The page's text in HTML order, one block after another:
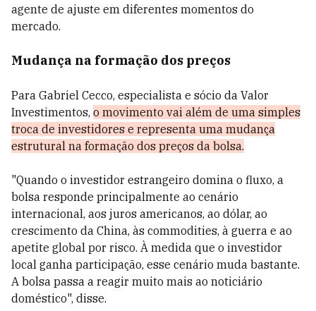
agente de ajuste em diferentes momentos do
mercado.
Mudança na formação dos preços
Para Gabriel Cecco, especialista e sócio da Valor
Investimentos, o movimento vai além de uma simples
troca de investidores e representa uma mudança
estrutural na formação dos preços da bolsa.
"Quando o investidor estrangeiro domina o fluxo, a
bolsa responde principalmente ao cenário
internacional, aos juros americanos, ao dólar, ao
crescimento da China, às commodities, à guerra e ao
apetite global por risco. À medida que o investidor
local ganha participação, esse cenário muda bastante.
A bolsa passa a reagir muito mais ao noticiário
doméstico", disse.